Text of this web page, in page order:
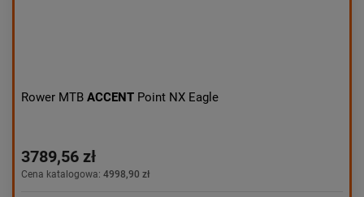
Rower MTB ACCENT Point NX Eagle
3789,56 zł
Cena katalogowa: 4998,90 zł